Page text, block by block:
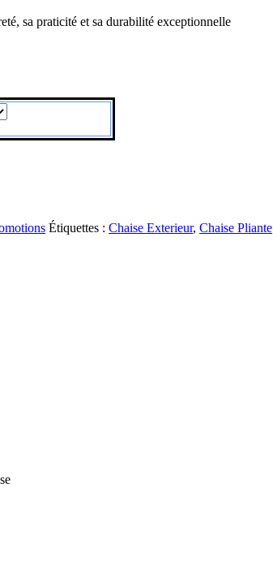
sa praticité et sa durabilité exceptionnelle
Étiquettes : Chaise Exterieur, Chaise Pliante